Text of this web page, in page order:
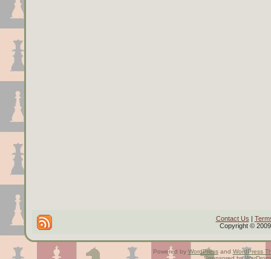
Contact Us |
Copyright ©
Powered by WordPressand WordPress